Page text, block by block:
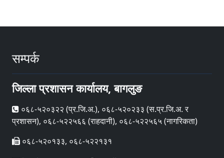
सम्पर्क
जिल्ला प्रशासन कार्यालय, बागलुङ
०६८-५२०३२२ (प्र‍.जि.अ.), ०६८-५२०२३३ (स.प्र.जि.अ. र
प्रशासन), ०६८-५२२५६६ (राहदानी), ०६८-५२२५६५ (नागरिकता)
०६८-५२०१३३, ०६८-५२२१३१